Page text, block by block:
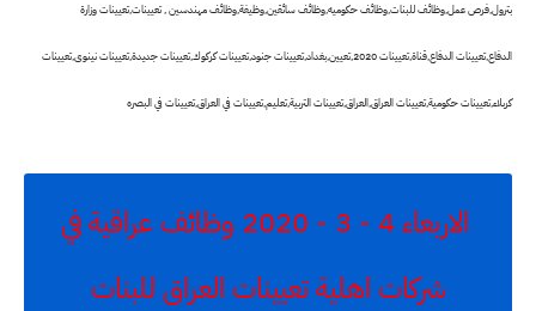
بترول,فرص عمل,وظائف للبنات,وظائف حكوميه,وظائف سائقين,وظيفة,وظائف مهندسين , تعيينات,تعيينات وزارة
الدفاع,تعيينات الدفاع,قناة,تعيينات 2020,تعيين,بغداد,تعيينات جنود,تعيينات كركوك,تعيينات جديدة,تعيينات نينوى,تعيينات
كربلاء,تعيينات حكومية,تعيينات العراق,العراق,تعيينات التربية,تعليم,تعيينات في العراق,تعيينات في البصره
الاربعاء 4 - 3 - 2020 وظائف عراقية في
شركات اهلية تعيينات العراق للبنات